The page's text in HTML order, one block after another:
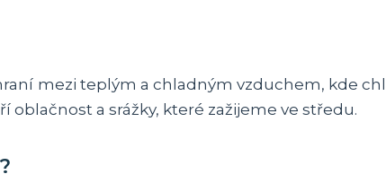
mezi teplým a chladným vzduchem, kde
oblačnost a srážky, které zažijeme ve středu.